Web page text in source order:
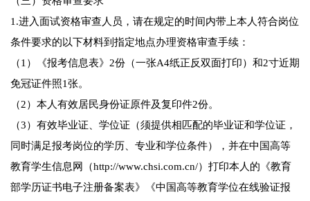
1.进入面试资格审查人员，请在规定的时间内带上本人符合岗位
条件要求的以下材料到指定地点办理资格审查手续：
（1）《报考信息表》2份（一张A4纸正反双面打印）和2寸近期
免冠证件照1张。
（2）本人有效居民身份证原件及复印件2份。
（3）有效毕业证、学位证（须提供相匹配的毕业证和学位证，
同时满足报考岗位的学历、专业和学位条件），并在中国高等
教育学生信息网（http://www.chsi.com.cn/）打印本人的《教育
部学历证书电子注册备案表》《中国高等教育学位在线验证报